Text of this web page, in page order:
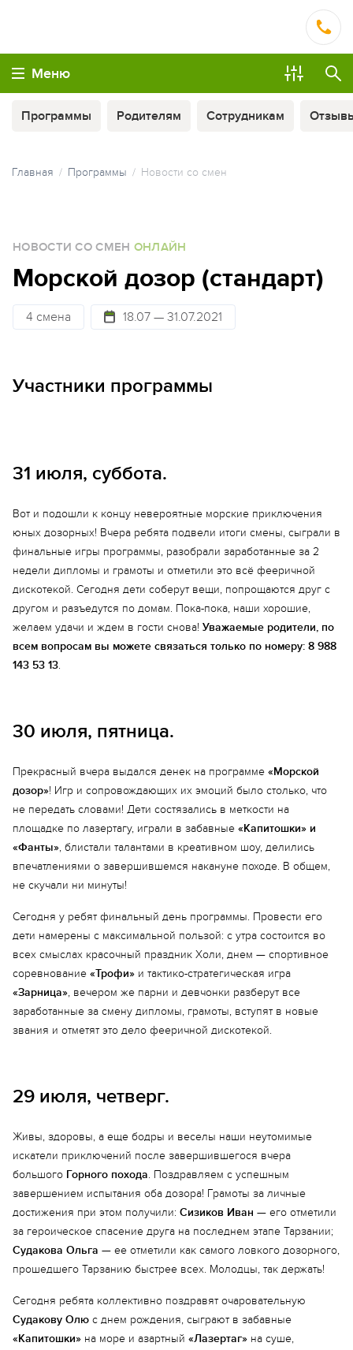
Меню
Программы Родителям Сотрудникам
Главная Программы Новости со смен
ОПЛАТА ТУРА ЧАСТЯМИ
НОВОСТИ СО СМЕН ОНЛАЙН
Морской дозор (стандарт)
4 смена 18.07 — 31.07.2021
Участники программы
Морские котики
Пересецкая Велина
Нистратова Таисия
Судакова Ольга
Пулинец Борис
Сизиков Иван
Никита
Шилова Екатерина
Волгина Алена
Щербаков Андрей
Либ Анна
31 июля, суббота.
Вот и подошли к концу невероятные морские приключения
юных дозорных! Вчера ребята подвели итоги смены, сыграли в
финальные игры программы, разобрали заработанные за 2
недели дипломы и грамоты и отметили это всё фееричной
дискотекой. Сегодня дети соберут вещи, попрощаются друг с
другом и разъедутся по домам. Пока-пока, наши хорошие,
желаем удачи и ждем в гости снова! Уважаемые родители, по
всем вопросам вы можете связаться только по номеру: 8 988
143 53 13.
30 июля, пятница.
Прекрасный вчера выдался денек на программе «Морской
дозор»! Игр и сопровождающих их эмоций было столько, что
не передать словами! Дети состязались в меткости на
площадке по лазертагу, играли в забавные «Капитошки» и
«Фанты», блистали талантами в креативном шоу, делились
впечатлениями о завершившемся накануне походе. В общем,
не скучали ни минуты!
Сегодня у ребят финальный день программы. Провести его
дети намерены с максимальной пользой: с утра состоится во
всех смыслах красочный праздник Холи, днем — спортивное
соревнование «Трофи» и тактико-стратегическая игра
«Зарница», вечером же парни и девчонки разберут все
заработанные за смену дипломы, грамоты, вступят в новые
звания и отметят это дело фееричной дискотекой.
29 июля, четверг.
Живы, здоровы, а еще бодры и веселы наши неутомимые
искатели приключений после завершившегося вчера
большого Горного похода. Поздравляем с успешным
завершением испытания оба дозора! Грамоты за личные
достижения при этом получили: Сизиков Иван — его отметили
за героическое спасение друга на последнем этапе Тарзании;
Судакова Ольга — ее отметили как самого ловкого дозорного,
прошедшего Тарзанию быстрее всех. Молодцы, так держать!
Сегодня ребята коллективно поздравят очаровательную
Судакову Олю с днем рождения, сыграют в забавные
«Капитошки» на море и азартный «Лазертаг» на суше,